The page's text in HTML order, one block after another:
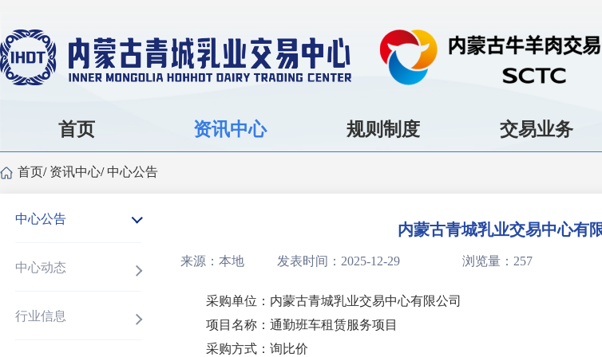
首页 资讯中心 规则制度 交易业务
首页/ 资讯中心/ 中心公告
中心公告
中心动态
行业信息
内蒙古青城乳业交易中心有
来源：本地 发表时间：2025-12-29 浏览量：257
采购单位：内蒙古青城乳业交易中心有限公司
项目名称： 通勤班车租赁服务项目
采购方式：询比价